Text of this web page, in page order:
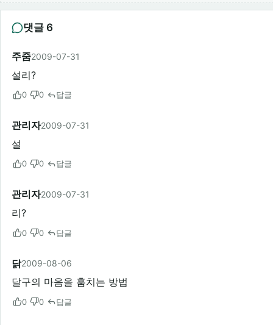
댓글 6
주줌2009-07-31
설리?
0 0 답글
관리자2009-07-31
설
0 0 답글
관리자2009-07-31
리?
0 0 답글
닭2009-08-06
달구의 마음을 훔치는 방법
0 0 답글